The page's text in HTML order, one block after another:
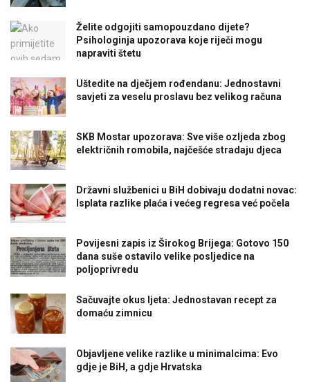
Želite odgojiti samopouzdano dijete?
Psihologinja upozorava koje riječi mogu
napraviti štetu
Uštedite na dječjem rođendanu: Jednostavni
savjeti za veselu proslavu bez velikog računa
SKB Mostar upozorava: Sve više ozljeda zbog
električnih romobila, najčešće stradaju djeca
Državni službenici u BiH dobivaju dodatni novac:
Isplata razlike plaća i većeg regresa već počela
Povijesni zapis iz Širokog Brijega: Gotovo 150
dana suše ostavilo velike posljedice na
poljoprivredu
Sačuvajte okus ljeta: Jednostavan recept za
domaću zimnicu
Objavljene velike razlike u minimalcima: Evo
gdje je BiH, a gdje Hrvatska